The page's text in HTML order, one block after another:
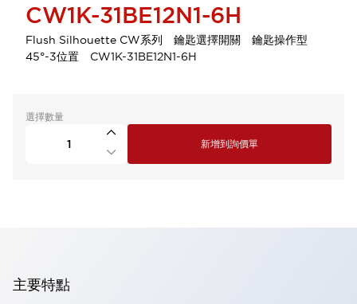
CW1K-31BE12N1-6H
Flush Silhouette CW系列 鑰匙選擇開關 鑰匙操作型
45°-3位置 CW1K-31BE12N1-6H
選擇數量
新增到詢價單
主要特點